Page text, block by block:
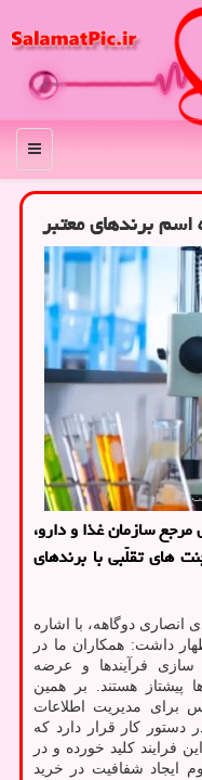
منو
برندهای معتبر
سازمان غذا و دارو،
های تقلّبی با برندهای
انصاری دوگاهه، با اشاره
داشت: همکاران ما در
سازی فرآیندها و عرضه
پیشتاز هستند. بر همین
برای مدیریت اطلاعات
دستور کار قرار دارد که
فرایند کلید خورده و در
ایجاد شفافیت در خرید